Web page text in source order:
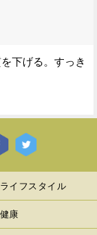
下げる。すっき
ライフスタイル
健康